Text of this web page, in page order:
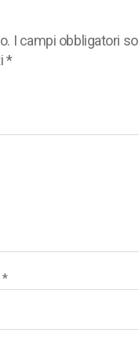
I campi obbligatori
*
*